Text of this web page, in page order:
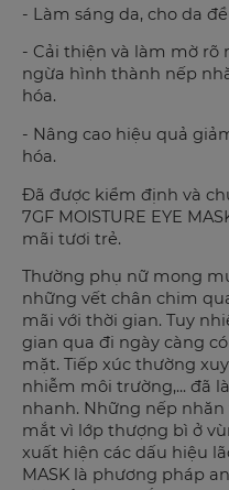
- Làm sáng da, cho da
- Cải thiện và làm mờ rõ
ngừa hình thành nếp
hóa.
- Nâng cao hiệu quả
hóa.
Đã được kiểm định và
7GF MOISTURE EYE
mãi tươi trẻ.
Thường phụ nữ mong
những vết chân chim
mãi với thời gian. Tuy
gian qua đi ngày càng
mặt. Tiếp xúc thường
nhiễm môi trường,... đã
nhanh. Những nếp
mắt vì lớp thượng bì ở
xuất hiện các dấu hiệu
MASK là phương pháp